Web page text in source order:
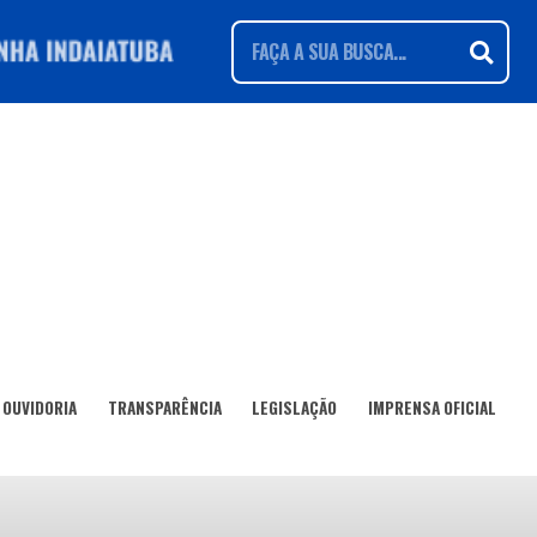
OUVIDORIA TRANSPARÊNCIA LEGISLAÇÃO IMPRENSA OFICIAL